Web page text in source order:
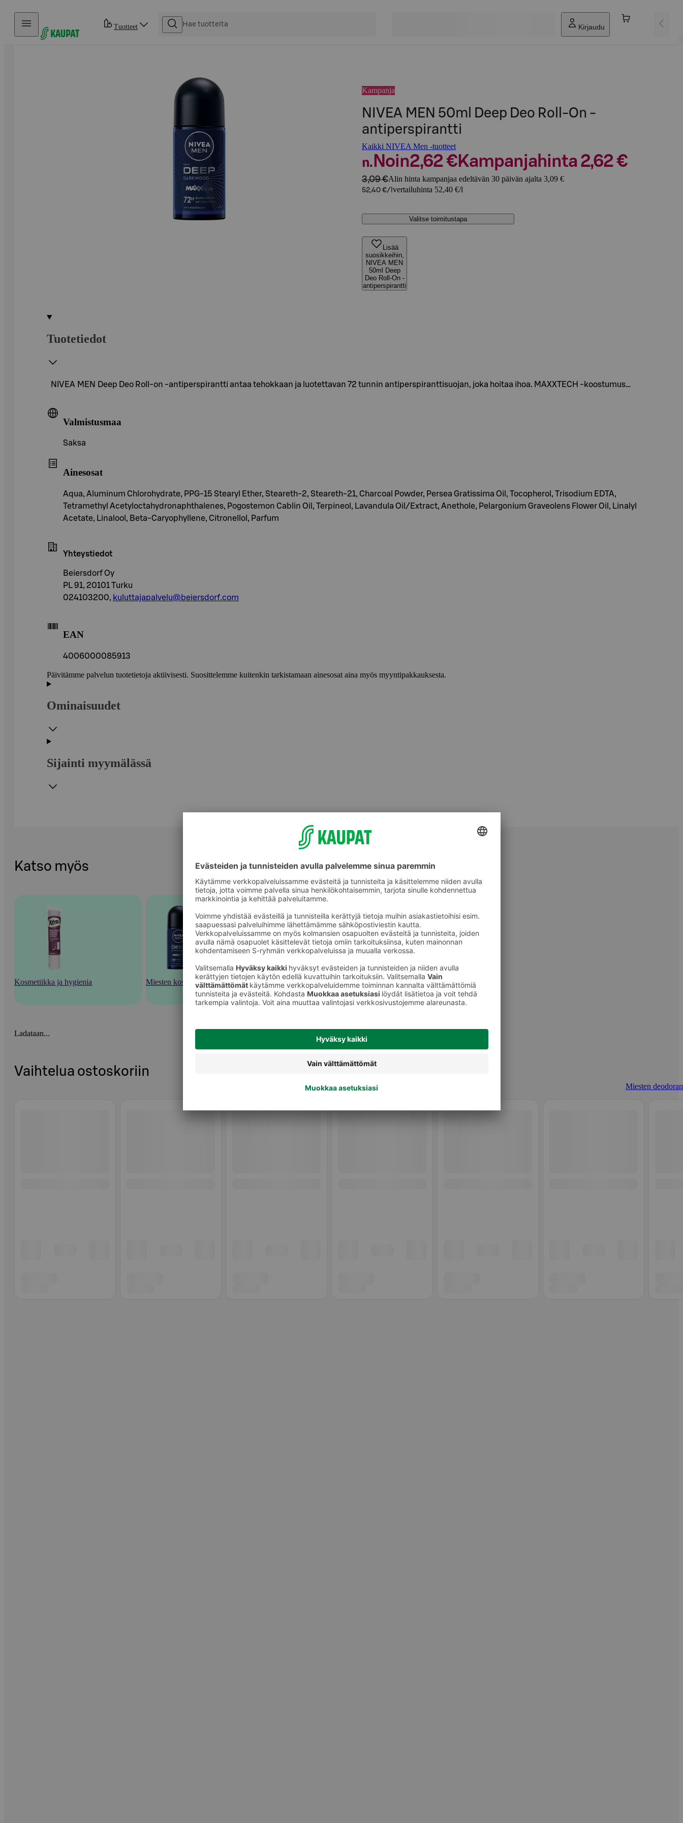
Hyppää sisältöön
Tuotteet Kirjaudu
Kampanja
NIVEA MEN 50ml Deep Deo Roll-On -
antiperspirantti
Kaikki NIVEA Men -tuotteet
n. Noin2,62 €Kampanjahinta 2,62 €
3,09 €Alin hinta kampanjaa edeltävän 30 päivän ajalta 3,09 €
52,40 €/l vertailuhinta 52,40 €/l
Valitse toimitustapa
Lisää
suosikkeihin,
NIVEA MEN
50ml Deep
Deo Roll-On -
antiperspirantti
Tuotetiedot
NIVEA MEN Deep Deo Roll-on -antiperspirantti antaa tehokkaan ja luotettavan 72 tunnin antiperspiranttisuojan, joka hoitaa ihoa. MAXXTECH -koostumus…
Valmistusmaa
Saksa
Ainesosat
Aqua, Aluminum Chlorohydrate, PPG-15 Stearyl Ether, Steareth-2, Steareth-21, Charcoal Powder, Persea Gratissima Oil, Tocopherol, Trisodium EDTA,
Tetramethyl Acetyloctahydronaphthalenes, Pogostemon Cablin Oil, Terpineol, Lavandula Oil/Extract, Anethole, Pelargonium Graveolens Flower Oil, Linalyl
Acetate, Linalool, Beta-Caryophyllene, Citronellol, Parfum
Yhteystiedot
Beiersdorf Oy
PL 91, 20101 Turku
024103200, kuluttajapalvelu@beiersdorf.com
EAN
4006000085913
Päivitämme palvelun tuotetietoja aktiivisesti. Suosittelemme kuitenkin tarkistamaan ainesosat aina myös myyntipakkauksesta.
Ominaisuudet
Sijainti myymälässä
Katso myös
Kosmetiikka ja hygienia Miesten kosmetiikka Miesten deodorantit
Ladataan...
Vaihtelua ostoskoriin
Miesten